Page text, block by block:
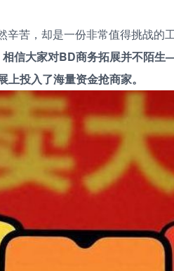
苦，却是一份非常值得挑战的工
相信大家对BD商务拓展并不陌
投入了海量资金抢商家。